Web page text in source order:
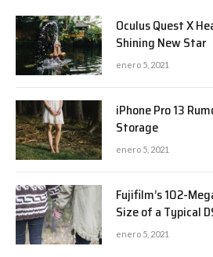
Oculus Quest X
Shining New Star
enero 5, 2021
iPhone Pro 13
Storage
enero 5, 2021
Fujifilm’s 102-
Size of a Typical
enero 5, 2021